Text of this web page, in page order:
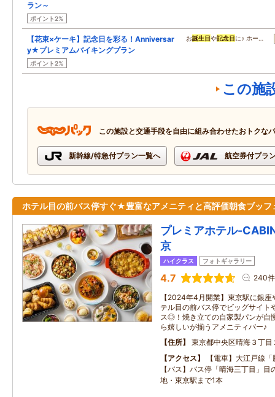
ラン～
ポイント2%
【花束×ケーキ】記念日を彩る！Anniversar
y★プレミアムバイキングプラン
ポイント2%
お誕生日や記念日 に♪ ホー…
この施
この施設と交通手段を自由に組み合わせたおトクな
新幹線/特急付プラン一覧へ 航空券付プラ
ホテル目の前バス停すぐ★豊富なアメニティと高評価朝食ブッフ
プレミアホテル-
京
ハイクラス フォトギャラリー
4.7 240件
【2024年4月開業】東京駅に銀
テル目の前バス停でビッグサイト
ス◎！焼き立ての自家製パンが自
ら嬉しいが揃うアメニティバー♪
住所
東京都中央区晴海３丁目
アクセス
【電車】大江戸線
【バス】バス停「晴海三丁目」目
地・東京駅まで1本